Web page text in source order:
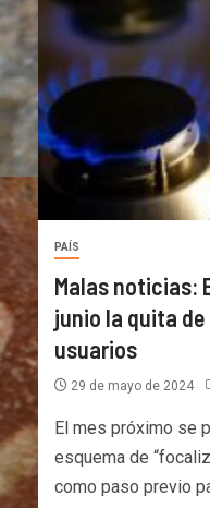
PAÍS
Malas noticias:
junio la quita
usuarios
29 de mayo de 2024
El mes próximo se
esquema de
como paso previo